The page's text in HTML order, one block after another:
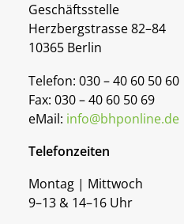
Geschäftsstelle
Herzbergstrasse 82–84
10365 Berlin
Telefon: 030 – 40 60 50 60
Fax: 030 – 40 60 50 69
eMail: info@bhponline.de
Telefonzeiten
Montag | Mittwoch
9–13 & 14–16 Uhr